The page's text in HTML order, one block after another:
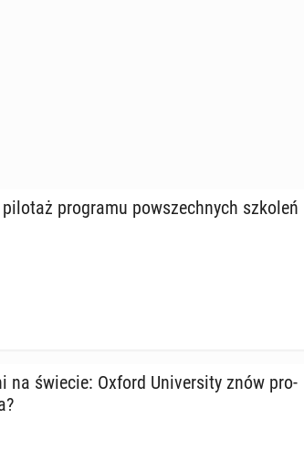
pro­gra­mu po­wszech­nych szkoleń
na świecie: Oxford Uni­ver­si­ty znów pro­